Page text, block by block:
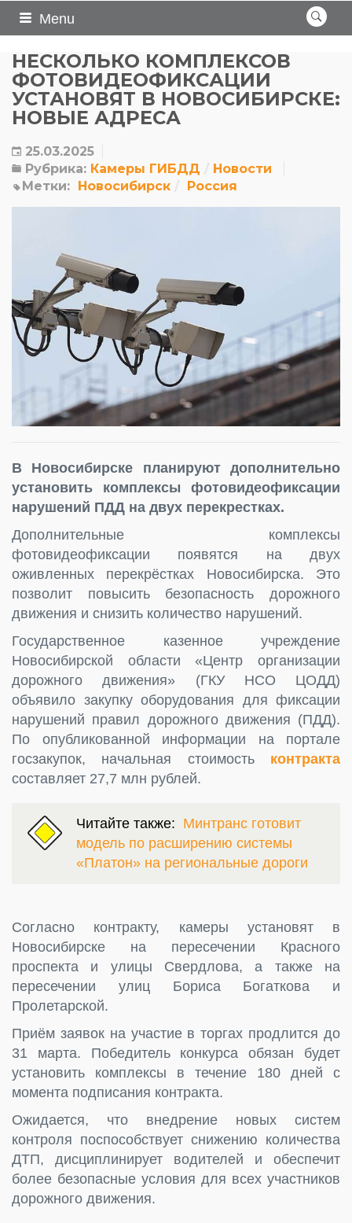
Menu
НЕСКОЛЬКО КОМПЛЕКСОВ
ФОТОВИДЕОФИКСАЦИИ
УСТАНОВЯТ В НОВОСИБИРСКЕ:
НОВЫЕ АДРЕСА
25.03.2025
Рубрика: Камеры ГИБДД
Новости
Метки: Новосибирск Россия
В Новосибирске планируют дополнительно
установить комплексы фотовидеофиксации
нарушений ПДД на двух перекрестках.
Дополнительные комплексы
фотовидеофиксации появятся на двух
оживленных перекрёстках Новосибирска. Это
позволит повысить безопасность дорожного
движения и снизить количество нарушений.
Государственное казенное учреждение
Новосибирской области «Центр организации
дорожного движения» (ГКУ НСО ЦОДД)
объявило закупку оборудования для фиксации
нарушений правил дорожного движения (ПДД).
По опубликованной информации на портале
госзакупок, начальная стоимость контракта
составляет 27,7 млн рублей.
Читайте также: Минтранс готовит
модель по расширению системы
«Платон» на региональные дороги
Согласно контракту, камеры установят в
Новосибирске на пересечении Красного
проспекта и улицы Свердлова, а также на
пересечении улиц Бориса Богаткова и
Пролетарской.
Приём заявок на участие в торгах продлится до
31 марта. Победитель конкурса обязан будет
установить комплексы в течение 180 дней с
момента подписания контракта.
Ожидается, что внедрение новых систем
контроля поспособствует снижению количества
ДТП, дисциплинирует водителей и обеспечит
более безопасные условия для всех участников
дорожного движения.